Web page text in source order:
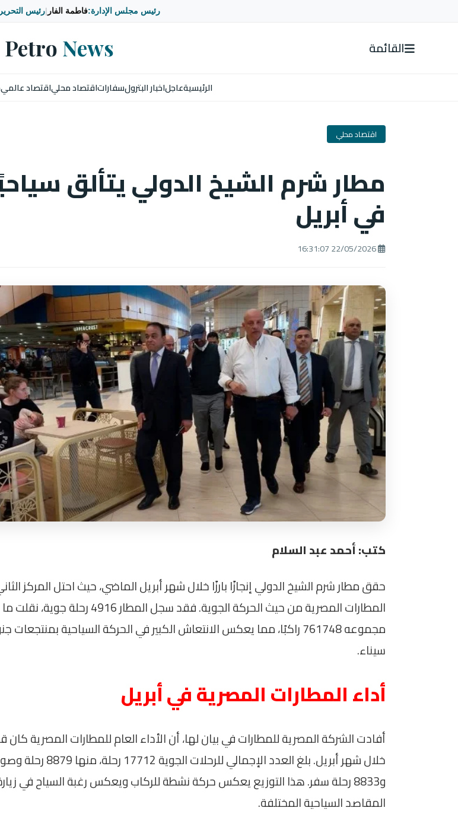
رئيس مجلس الإدارة:فاطمة الفار رئيس
القائمة Petro News
الرئيسيةعاجلاخبار البترولسفاراتاقتصاد محلياقتصاد عالمي
اقتصاد محلي
مطار شرم الشيخ الدولي يتألق
في أبريل
كتب: أحمد عبد السلام
حقق مطار شرم الشيخ الدولي إنجازًا بارزًا خلال شهر أبريل الماضي، حيث احتل المركز
المطارات المصرية من حيث الحركة الجوية. فقد سجل المطار 4916 رحلة جوية، نقلت ما
مجموعه 761748 راكبًا، مما يعكس الانتعاش الكبير في الحركة السياحية بمنتجعات
سيناء.
أداء المطارات المصرية في أبريل
أفادت الشركة المصرية للمطارات في بيان لها، أن الأداء العام للمطارات المصرية كان
خلال شهر أبريل. بلغ العدد الإجمالي للرحلات الجوية 17712 رحلة،
و8833 رحلة سفر. هذا التوزيع يعكس حركة نشطة للركاب ويعكس رغبة السياح في
المقاصد السياحية المختلفة.